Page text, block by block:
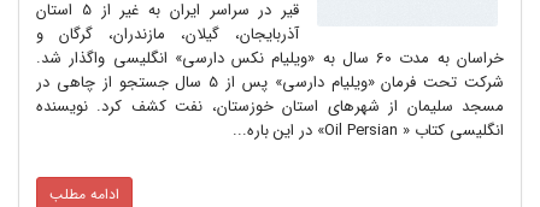
قیر در سراسر ایران به غیر از 5 استان
آذربایجان‌، گیلان‌، مازندران‌، گرگان و
خراسان به مدت 60 سال به «ویلیام نکس دارسی‌» انگلیسی واگذار شد.
شرکت تحت فرمان «ویلیام دارسی‌» پس از 5 سال جستجو از چاهی در
مسجد سلیمان از شهرهای استان خوزستان، نفت کشف کرد. نویسنده
انگلیسی کتاب « Oil Persian» در این باره...
ادامه مطلب